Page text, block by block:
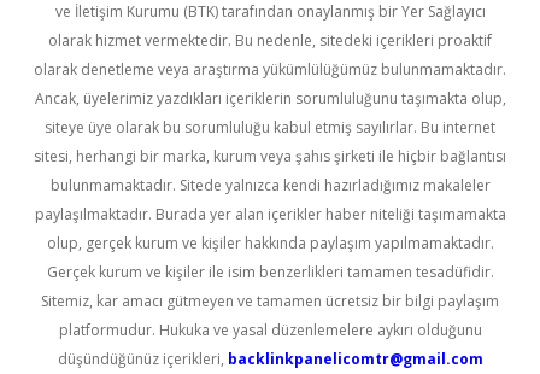
ve İletişim Kurumu (BTK) tarafından onaylanmış bir Yer Sağlayıcı
olarak hizmet vermektedir. Bu nedenle, sitedeki içerikleri proaktif
olarak denetleme veya araştırma yükümlülüğümüz bulunmamaktadır.
Ancak, üyelerimiz yazdıkları içeriklerin sorumluluğunu taşımakta olup,
siteye üye olarak bu sorumluluğu kabul etmiş sayılırlar. Bu internet
sitesi, herhangi bir marka, kurum veya şahıs şirketi ile hiçbir bağlantısı
bulunmamaktadır. Sitede yalnızca kendi hazırladığımız makaleler
paylaşılmaktadır. Burada yer alan içerikler haber niteliği taşımamakta
olup, gerçek kurum ve kişiler hakkında paylaşım yapılmamaktadır.
Gerçek kurum ve kişiler ile isim benzerlikleri tamamen tesadüfidir.
Sitemiz, kar amacı gütmeyen ve tamamen ücretsiz bir bilgi paylaşım
platformudur. Hukuka ve yasal düzenlemelere aykırı olduğunu
düşündüğünüz içerikleri, backlinkpanelicomtr@gmail.com